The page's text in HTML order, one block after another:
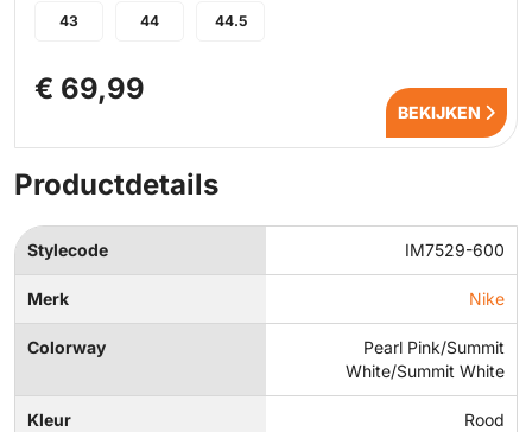
43 44 44.5
€ 69,99
BEKIJKEN
Productdetails
Stylecode IM7529-600
Merk Nike
Colorway
Pearl Pink/Summit
White/Summit White
Kleur Rood